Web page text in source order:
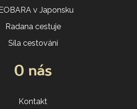
v Japonsku
Radana cestuje
Síla cestování
O nás
Kontakt